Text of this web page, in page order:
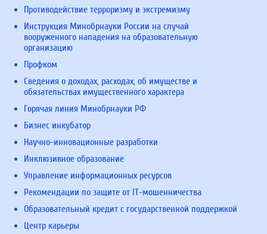
Противодействие терроризму и экстремизму
Инструкция Минобрнауки России на случай
вооруженного нападения на образовательную
организацию
Профком
Сведения о доходах, расходах, об имуществе и
обязательствах имущественного характера
Горячая линия Минобрнауки РФ
Бизнес инкубатор
Научно-инновационные разработки
Инклюзивное образование
Управление информационных ресурсов
Рекомендации по защите от IT-мошенничества
Образовательный кредит с государственной поддержкой
Центр карьеры